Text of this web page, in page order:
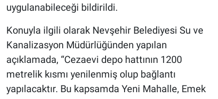
uygulanabileceği bildirildi.
Konuyla ilgili olarak Nevşehir Belediyesi Su ve
Kanalizasyon Müdürlüğünden yapılan
açıklamada, “Cezaevi depo hattının 1200
metrelik kısmı yenilenmiş olup bağlantı
yapılacaktır. Bu kapsamda Yeni Mahalle, Emek